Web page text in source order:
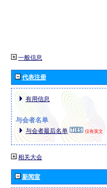
一般信息
代表注册
有用信息
与会者名单
与会者最后名单 仅有英文
相关大会
新闻室